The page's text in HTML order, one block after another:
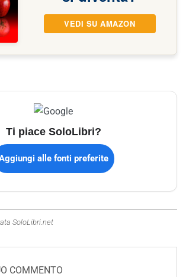
VEDI SU AMAZON
Ti piace SoloLibri?
alle fonti preferite
SoloLibri.net
COMMENTO